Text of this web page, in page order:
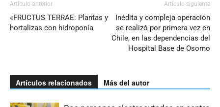
Artículo anterior
«FRUCTUS TERRAE: Plantas y
hortalizas con hidroponía
Artículo siguiente
Inédita y compleja operación
se realizó por primera vez en
Chile, en las dependencias del
Hospital Base de Osorno
Artículos relacionados Más del autor